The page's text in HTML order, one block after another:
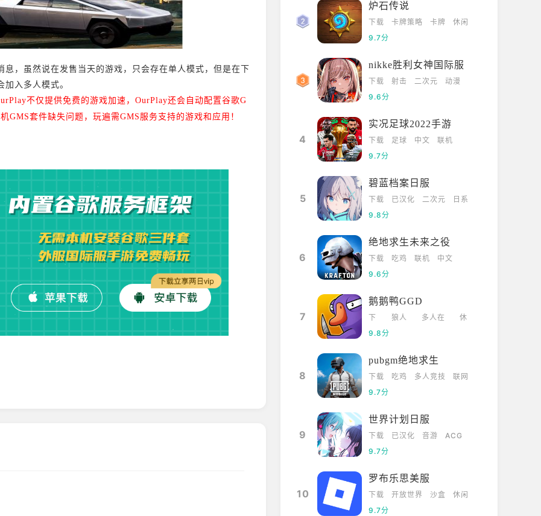
，虽然说在发售当天的游戏，只会存在单人模式，但是在下
入多人模式。
不仅提供免费的游戏加速， OurPlay还会自动配置谷歌G
GMS套件缺失问题，玩遍需GMS服务支持的游戏和应用！
炉石传说
下载 卡牌策略 卡牌
休闲
9.7分
nikke胜利女神国际服
下载 射击 二次元
动漫
9.6分
4
实况足球2022手游
下载 足球 中文
联机
9.7分
5
碧蓝档案日服
下载 已汉化 二次元
日系
9.8分
6
绝地求生未来之役
下载 吃鸡 联机
中文
9.6分
7
鹅鹅鸭GGD
下
载
狼人
多人在
休
9.8分
8
pubgm绝地求生
下载 吃鸡 多人竞技
联网
9.7分
9
世界计划日服
下载 已汉化 音游
ACG
9.7分
10
罗布乐思美服
下载 开放世界 沙盒
休闲
9.7分